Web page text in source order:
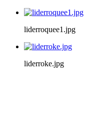
liderroquee1.jpg
liderroke.jpg